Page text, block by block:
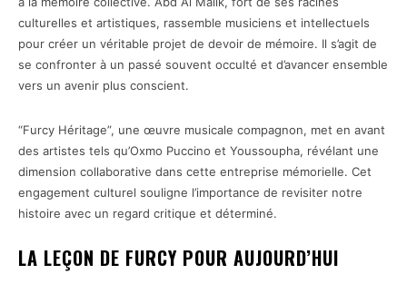
culturelles et artistiques, rassemble musiciens et intellectuels
pour créer un véritable projet de devoir de mémoire. Il s’agit de
se confronter à un passé souvent occulté et d’avancer ensemble
vers un avenir plus conscient.
“Furcy Héritage”, une œuvre musicale compagnon, met en avant
des artistes tels qu’Oxmo Puccino et Youssoupha, révélant une
dimension collaborative dans cette entreprise mémorielle. Cet
engagement culturel souligne l’importance de revisiter notre
histoire avec un regard critique et déterminé.
LA LEÇON DE FURCY POUR AUJOURD’HUI